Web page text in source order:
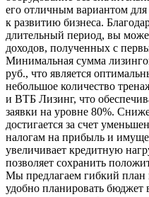
его отличным вариантом
к развитию бизнеса.
длительный период, вы
доходов, полученных с
Минимальная сумма
руб., что является
небольшое количество
и ВТБ Лизинг, что
заявки на уровне 80%.
достигается за счет
налогам на прибыль и
увеличивает кредитную
позволяет сохранить
Мы предлагаем гибкий план
удобно планировать